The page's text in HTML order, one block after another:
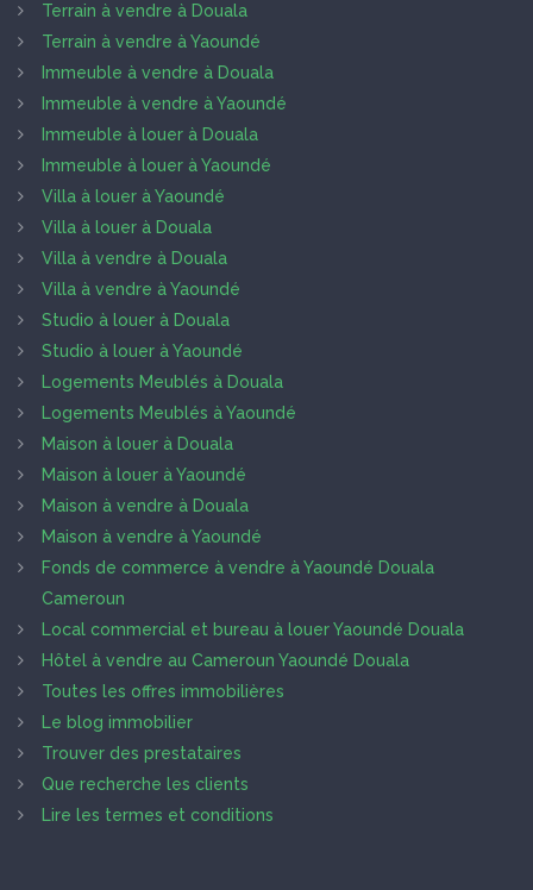
Terrain à vendre à Douala
Terrain à vendre à Yaoundé
Immeuble à vendre à Douala
Immeuble à vendre à Yaoundé
Immeuble à louer à Douala
Immeuble à louer à Yaoundé
Villa à louer à Yaoundé
Villa à louer à Douala
Villa à vendre à Douala
Villa à vendre à Yaoundé
Studio à louer à Douala
Studio à louer à Yaoundé
Logements Meublés à Douala
Logements Meublés à Yaoundé
Maison à louer à Douala
Maison à louer à Yaoundé
Maison à vendre à Douala
Maison à vendre à Yaoundé
Fonds de commerce à vendre à Yaoundé Douala
Cameroun
Local commercial et bureau à louer Yaoundé Douala
Hôtel à vendre au Cameroun Yaoundé Douala
Toutes les offres immobilières
Le blog immobilier
Trouver des prestataires
Que recherche les clients
Lire les termes et conditions